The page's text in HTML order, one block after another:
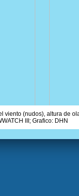
viento (nudos), altura de
III; Grafico: DHN